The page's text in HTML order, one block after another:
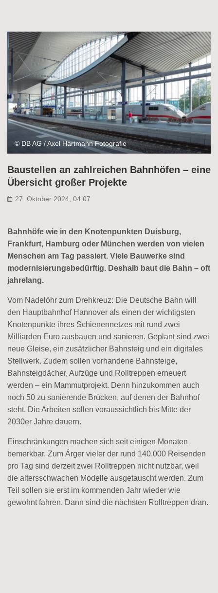
© DB AG / Axel Hartmann Fotografie
Baustellen an zahlreichen Bahnhöfen – eine
Übersicht großer Projekte
27. Oktober 2024, 04:07
Bahnhöfe wie in den Knotenpunkten Duisburg,
Frankfurt, Hamburg oder München werden von vielen
Menschen am Tag passiert. Viele Bauwerke sind
modernisierungsbedürftig. Deshalb baut die Bahn – oft
jahrelang.
Vom Nadelöhr zum Drehkreuz: Die Deutsche Bahn will
den Hauptbahnhof Hannover als einen der wichtigsten
Knotenpunkte ihres Schienennetzes mit rund zwei
Milliarden Euro ausbauen und sanieren. Geplant sind zwei
neue Gleise, ein zusätzlicher Bahnsteig und ein digitales
Stellwerk. Zudem sollen vorhandene Bahnsteige,
Bahnsteigdächer, Aufzüge und Rolltreppen erneuert
werden – ein Mammutprojekt. Denn hinzukommen auch
noch 50 zu sanierende Brücken, auf denen der Bahnhof
steht. Die Arbeiten sollen voraussichtlich bis Mitte der
2030er Jahre dauern.
Einschränkungen machen sich seit einigen Monaten
bemerkbar. Zum Ärger vieler der rund 140.000 Reisenden
pro Tag sind derzeit zwei Rolltreppen nicht nutzbar, weil
die altersschwachen Modelle ausgetauscht werden. Zum
Teil sollen sie erst im kommenden Jahr wieder wie
gewohnt fahren. Dann sind die nächsten Rolltreppen dran.